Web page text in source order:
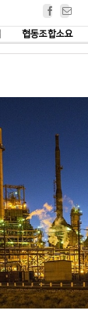
Facebook
협동조합소요